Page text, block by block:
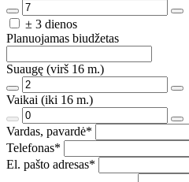
± 3 dienos
Planuojamas biudžetas
Suaugę (virš 16 m.)
Vaikai (iki 16 m.)
Vardas, pavardė*
Telefonas*
El. pašto adresas*